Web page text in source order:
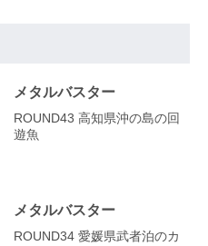
メタルバスター
ROUND43 高知県沖の島の回
遊魚
メタルバスター
ROUND34 愛媛県武者泊のカ